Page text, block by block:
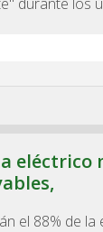
eléctrico
el 88% de la